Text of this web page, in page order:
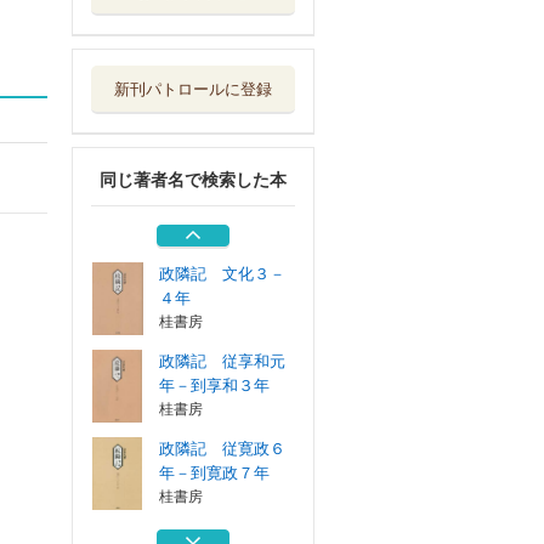
新刊パトロールに登録
同じ著者名で検索した本
政隣記 従寛政６
年－到寛政７年
政隣記 従寛政５
桂書房
政隣記 寛政２－
４年
桂書房
政隣記 文化３－
４年
桂書房
政隣記 従享和元
年－到享和３年
桂書房
政隣記 従寛政６
年－到寛政７年
桂書房
政隣記 従寛政５